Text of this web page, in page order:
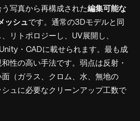
写真から再構成された編集可能な
ッシュです。通常の3Dモデルと同
リトポロジーし、UV展開し、
・CADに載せられます。最も成
性の高い手法です。弱点は反射・
（ガラス、クロム、水、無地の
ュに必要なクリーンアップ工数で